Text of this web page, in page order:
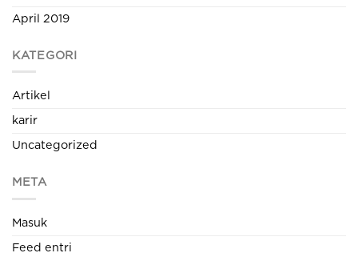
April 2019
KATEGORI
Artikel
karir
Uncategorized
META
Masuk
Feed entri